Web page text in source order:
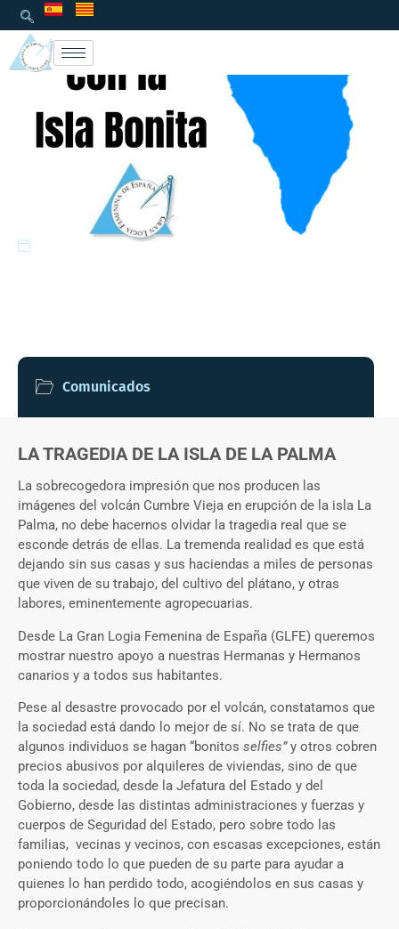
Comunicados
LA TRAGEDIA DE LA ISLA DE LA PALMA
La sobrecogedora impresión que nos producen las
imágenes del volcán Cumbre Vieja en erupción de la isla La
Palma, no debe hacernos olvidar la tragedia real que se
esconde detrás de ellas. La tremenda realidad es que está
dejando sin sus casas y sus haciendas a miles de personas
que viven de su trabajo, del cultivo del plátano, y otras
labores, eminentemente agropecuarias.
Desde La Gran Logia Femenina de España (GLFE) queremos
mostrar nuestro apoyo a nuestras Hermanas y Hermanos
canarios y a todos sus habitantes.
Pese al desastre provocado por el volcán, constatamos que
la sociedad está dando lo mejor de sí. No se trata de que
algunos individuos se hagan “bonitos selfies”y otros cobren
precios abusivos por alquileres de viviendas, sino de que
toda la sociedad, desde la Jefatura del Estado y del
Gobierno, desde las distintas administraciones y fuerzas y
cuerpos de Seguridad del Estado, pero sobre todo las
familias, vecinas y vecinos, con escasas excepciones, están
poniendo todo lo que pueden de su parte para ayudar a
quienes lo han perdido todo, acogiéndolos en sus casas y
proporcionándoles lo que precisan.